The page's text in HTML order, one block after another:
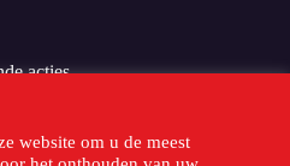
acties
Goliath!
website om u de meest